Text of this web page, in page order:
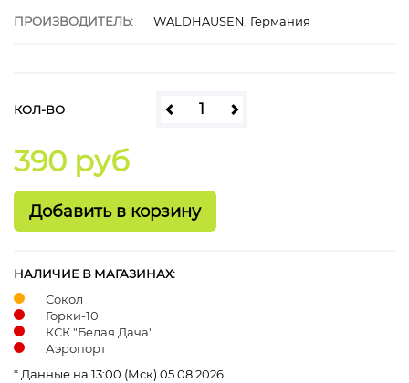
ПРОИЗВОДИТЕЛЬ: WALDHAUSEN, Германия
КОЛ-ВО
390 руб
НАЛИЧИЕ В МАГАЗИНАХ:
Сокол
Горки-10
КСК "Белая Дача"
Аэропорт
* Данные на 13:00 (Мск) 05.08.2026